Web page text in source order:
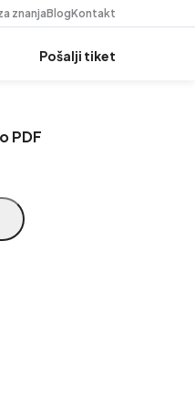
znanjaBlogKontakt
Pošalji tiket
PDF